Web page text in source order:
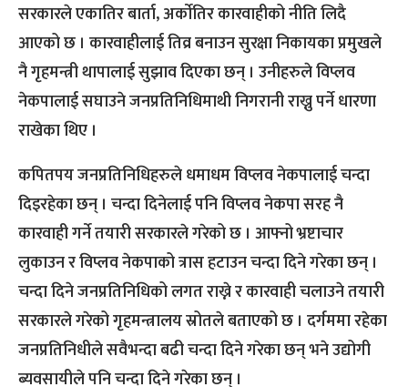
सरकारले एकातिर बार्ता, अर्काेतिर कारवाहीको नीति लिदै
आएको छ । कारवाहीलाई तिव्र बनाउन सुरक्षा निकायका प्रमुखले
नै गृहमन्त्री थापालाई सुझाव दिएका छन् । उनीहरुले विप्लव
नेकपालाई सघाउने जनप्रतिनिधिमाथी निगरानी राख्नु पर्ने धारणा
राखेका थिए ।
कपितपय जनप्रतिनिधिहरुले धमाधम विप्लव नेकपालाई चन्दा
दिइरहेका छन् । चन्दा दिनेलाई पनि विप्लव नेकपा सरह नै
कारवाही गर्ने तयारी सरकारले गरेको छ । आफ्नो भ्रष्टाचार
लुकाउन र विप्लव नेकपाको त्रास हटाउन चन्दा दिने गरेका छन् ।
चन्दा दिने जनप्रतिनिधिको लगत राख्ने र कारवाही चलाउने तयारी
सरकारले गरेको गृहमन्त्रालय स्रोतले बताएको छ । दर्गममा रहेका
जनप्रतिनिधीले सवैभन्दा बढी चन्दा दिने गरेका छन् भने उद्योगी
ब्यवसायीले पनि चन्दा दिने गरेका छन् ।